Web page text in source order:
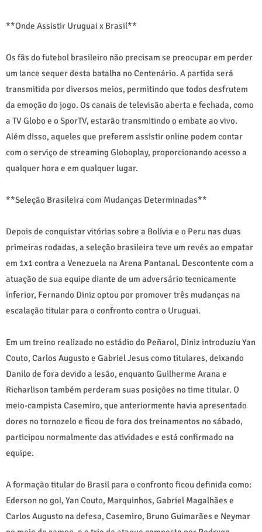
**Onde Assistir Uruguai x Brasil**
Os fãs do futebol brasileiro não precisam se preocupar em perder
um lance sequer desta batalha no Centenário. A partida será
transmitida por diversos meios, permitindo que todos desfrutem
da emoção do jogo. Os canais de televisão aberta e fechada, como
a TV Globo e o SporTV, estarão transmitindo o embate ao vivo.
Além disso, aqueles que preferem assistir online podem contar
com o serviço de streaming Globoplay, proporcionando acesso a
qualquer hora e em qualquer lugar.
**Seleção Brasileira com Mudanças Determinadas**
Depois de conquistar vitórias sobre a Bolívia e o Peru nas duas
primeiras rodadas, a seleção brasileira teve um revés ao empatar
em 1x1 contra a Venezuela na Arena Pantanal. Descontente com a
atuação de sua equipe diante de um adversário tecnicamente
inferior, Fernando Diniz optou por promover três mudanças na
escalação titular para o confronto contra o Uruguai.
Em um treino realizado no estádio do Peñarol, Diniz introduziu Yan
Couto, Carlos Augusto e Gabriel Jesus como titulares, deixando
Danilo de fora devido a lesão, enquanto Guilherme Arana e
Richarlison também perderam suas posições no time titular. O
meio-campista Casemiro, que anteriormente havia apresentado
dores no tornozelo e ficou de fora dos treinamentos no sábado,
participou normalmente das atividades e está confirmado na
equipe.
A formação titular do Brasil para o confronto ficou definida como:
Ederson no gol, Yan Couto, Marquinhos, Gabriel Magalhães e
Carlos Augusto na defesa, Casemiro, Bruno Guimarães e Neymar